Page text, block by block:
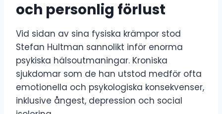
och personlig förlust
Vid sidan av sina fysiska krämpor stod
Stefan Hultman sannolikt inför enorma
psykiska hälsoutmaningar. Kroniska
sjukdomar som de han utstod medför ofta
emotionella och psykologiska konsekvenser,
inklusive ångest, depression och social